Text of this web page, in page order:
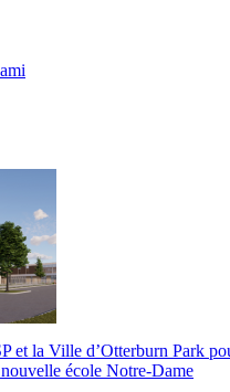
et la Ville d’Otterburn Park
école Notre-Dame